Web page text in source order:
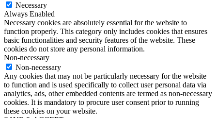
Necessary
Always Enabled
Necessary cookies are absolutely essential for the website to
function properly. This category only includes cookies that ensures
basic functionalities and security features of the website. These
cookies do not store any personal information.
Non-necessary
Non-necessary
Any cookies that may not be particularly necessary for the website
to function and is used specifically to collect user personal data via
analytics, ads, other embedded contents are termed as non-necessary
cookies. It is mandatory to procure user consent prior to running
these cookies on your website.